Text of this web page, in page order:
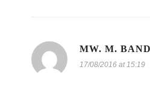
MW. M. BAND
17/08/2016 at 15:19